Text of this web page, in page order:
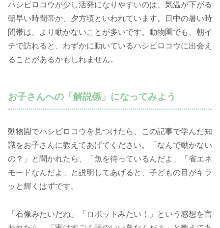
ハシビロコウが少し活発になりやすいのは、気温が下がる
朝早い時間帯か、夕方頃といわれています。日中の暑い時
間帯は、より動かないことが多いです。動物園でも、朝イ
チで訪れると、わずかに動いているハシビロコウに出会え
ることがあるかもしれません。
お子さんへの「解説係」になってみよう
動物園でハシビロコウを見つけたら、この記事で学んだ知
識をお子さんに教えてあげてください。「なんで動かない
の？」と聞かれたら、「魚を待っているんだよ」「省エネ
モードなんだよ」と説明してあげると、子どもの目がキラ
ッと輝くはずです。
「石像みたいだね」「ロボットみたい！」という感想を言